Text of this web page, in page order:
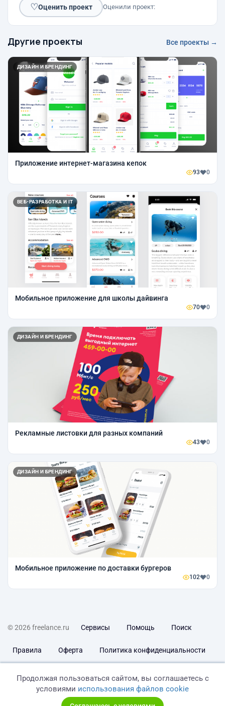
♡Оценить проект Оценили проект:
Другие проекты Все проекты →
ДИЗАЙН И БРЕНДИНГ
Приложение интернет-магазина кепок
93 0
ВЕБ-РАЗРАБОТКА И IT
Мобильное приложение для школы дайвинга
70 0
ДИЗАЙН И БРЕНДИНГ
Рекламные листовки для разных компаний
43 0
ДИЗАЙН И БРЕНДИНГ
Мобильное приложение по доставки бургеров
102 0
© 2026 freelance.ru Сервисы Помощь Поиск
Правила Оферта Политика конфиденциальности
Продолжая пользоваться сайтом, вы соглашаетесь с
условиями использования файлов cookie